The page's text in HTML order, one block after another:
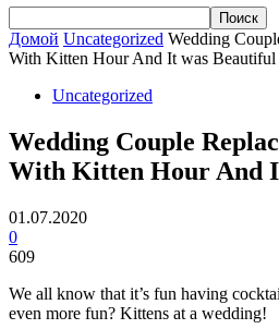
Домой Uncategorized Wedding
With Kitten Hour And It was Beautiful
Uncategorized
Wedding Couple
With Kitten Hour And
01.07.2020
0
609
We all know that it’s fun having
even more fun? Kittens at a wedding!